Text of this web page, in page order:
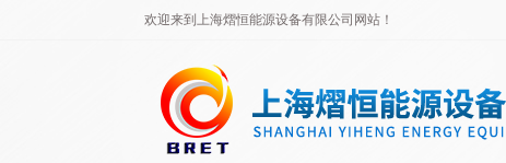
欢迎来到上海熠恒能源设备有限公司网站！